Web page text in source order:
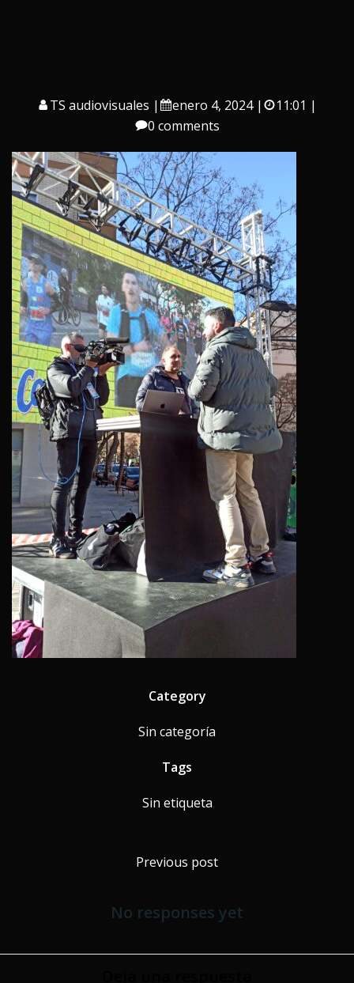
TS audiovisuales | enero 4, 2024 | 11:01 |
0 comments
Category
Sin categoría
Tags
Sin etiqueta
Navegación
las
Previous post
No responses yet